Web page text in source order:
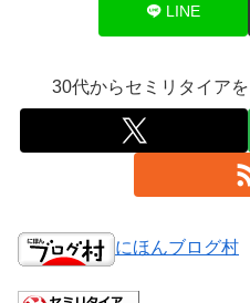
LINE
30代からセミリタイア
にほんブログ村